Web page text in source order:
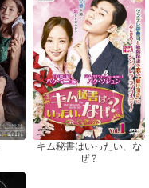
キム秘書はいったい、な
ぜ？